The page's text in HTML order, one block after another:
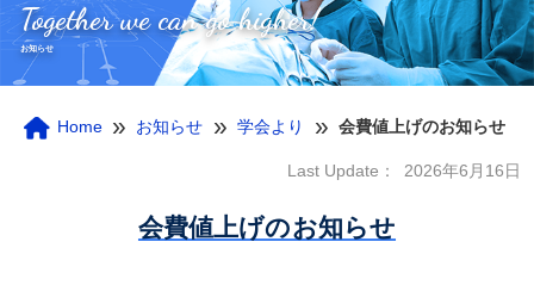
お知らせ
Together we can go higher!
Home » お知らせ » 学会より » 会費値上げのお知らせ
Last Update： 2026年6月16日
会費値上げのお知らせ